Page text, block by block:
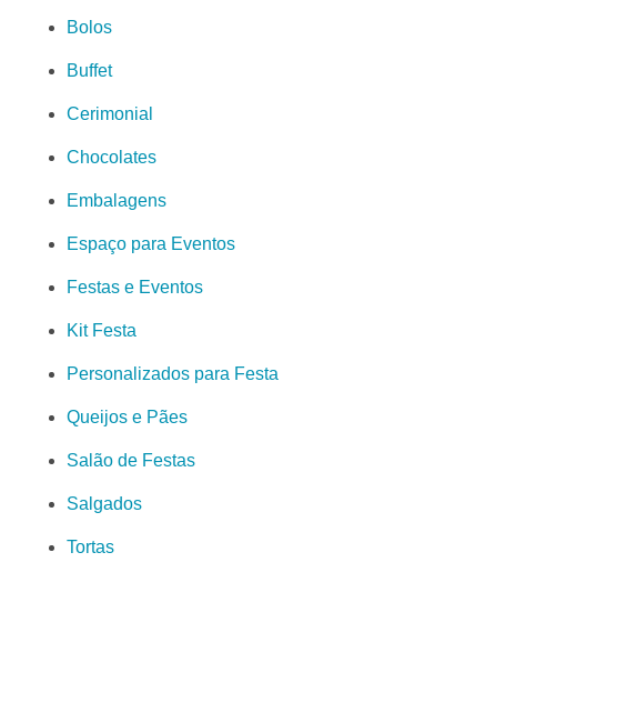
Bolos
Buffet
Cerimonial
Chocolates
Embalagens
Espaço para Eventos
Festas e Eventos
Kit Festa
Personalizados para Festa
Queijos e Pães
Salão de Festas
Salgados
Tortas